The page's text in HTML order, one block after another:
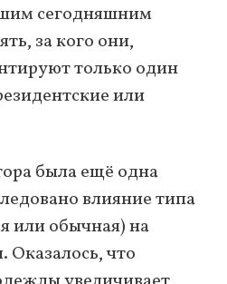
сегодняшним
за кого они,
только один
или
была ещё одна
влияние типа
или обычная) на
Оказалось, что